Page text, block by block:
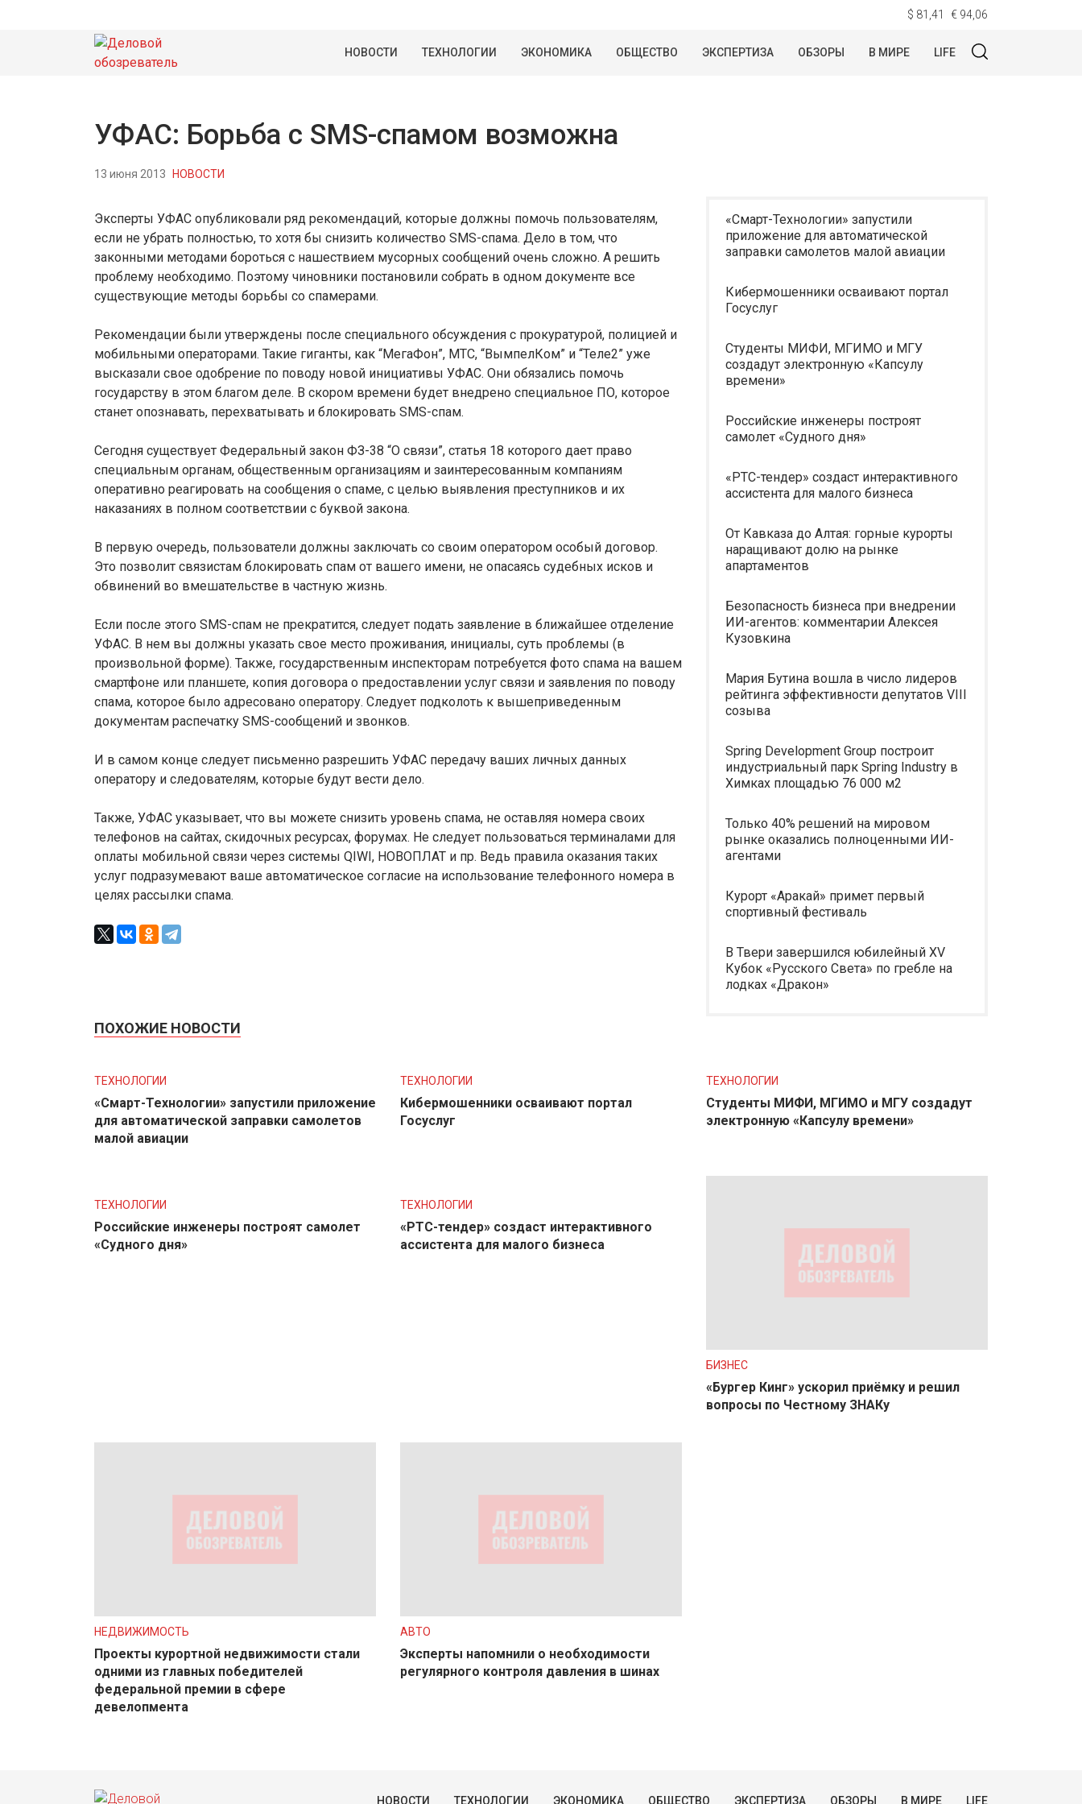
$ 81,41 € 94,06
НОВОСТИ ТЕХНОЛОГИИ ЭКОНОМИКА ОБЩЕСТВО ЭКСПЕРТИЗА ОБЗОРЫ В МИРЕ LIFE
УФАС: Борьба с SMS-спамом возможна
13 июня 2013 НОВОСТИ
Эксперты УФАС опубликовали ряд рекомендаций, которые должны помочь пользователям,
если не убрать полностью, то хотя бы снизить количество SMS-спама. Дело в том, что
законными методами бороться с нашествием мусорных сообщений очень сложно. А решить
проблему необходимо. Поэтому чиновники постановили собрать в одном документе все
существующие методы борьбы со спамерами.
Рекомендации были утверждены после специального обсуждения с прокуратурой, полицией и
мобильными операторами. Такие гиганты, как “МегаФон”, МТС, “ВымпелКом” и “Теле2” уже
высказали свое одобрение по поводу новой инициативы УФАС. Они обязались помочь
государству в этом благом деле. В скором времени будет внедрено специальное ПО, которое
станет опознавать, перехватывать и блокировать SMS-спам.
Сегодня существует Федеральный закон ФЗ-38 “О связи”, статья 18 которого дает право
специальным органам, общественным организациям и заинтересованным компаниям
оперативно реагировать на сообщения о спаме, с целью выявления преступников и их
наказаниях в полном соответствии с буквой закона.
В первую очередь, пользователи должны заключать со своим оператором особый договор.
Это позволит связистам блокировать спам от вашего имени, не опасаясь судебных исков и
обвинений во вмешательстве в частную жизнь.
Если после этого SMS-спам не прекратится, следует подать заявление в ближайшее отделение
УФАС. В нем вы должны указать свое место проживания, инициалы, суть проблемы (в
произвольной форме). Также, государственным инспекторам потребуется фото спама на вашем
смартфоне или планшете, копия договора о предоставлении услуг связи и заявления по поводу
спама, которое было адресовано оператору. Следует подколоть к вышеприведенным
документам распечатку SMS-сообщений и звонков.
И в самом конце следует письменно разрешить УФАС передачу ваших личных данных
оператору и следователям, которые будут вести дело.
Также, УФАС указывает, что вы можете снизить уровень спама, не оставляя номера своих
телефонов на сайтах, скидочных ресурсах, форумах. Не следует пользоваться терминалами для
оплаты мобильной связи через системы QIWI, НОВОПЛАТ и пр. Ведь правила оказания таких
услуг подразумевают ваше автоматическое согласие на использование телефонного номера в
целях рассылки спама.
«Смарт-Технологии» запустили
приложение для автоматической
заправки самолетов малой авиации
Кибермошенники осваивают портал
Госуслуг
Студенты МИФИ, МГИМО и МГУ
создадут электронную «Капсулу
времени»
Российские инженеры построят
самолет «Судного дня»
«РТС-тендер» создаст интерактивного
ассистента для малого бизнеса
От Кавказа до Алтая: горные курорты
наращивают долю на рынке
апартаментов
Безопасность бизнеса при внедрении
ИИ-агентов: комментарии Алексея
Кузовкина
Мария Бутина вошла в число лидеров
рейтинга эффективности депутатов VIII
созыва
Spring Development Group построит
индустриальный парк Spring Industry в
Химках площадью 76 000 м2
Только 40% решений на мировом
рынке оказались полноценными ИИ-
агентами
Курорт «Аракай» примет первый
спортивный фестиваль
В Твери завершился юбилейный XV
Кубок «Русского Света» по гребле на
лодках «Дракон»
ПОХОЖИЕ НОВОСТИ
ТЕХНОЛОГИИ
«Смарт-Технологии» запустили приложение
для автоматической заправки самолетов
малой авиации
ТЕХНОЛОГИИ
Кибермошенники осваивают портал
Госуслуг
ТЕХНОЛОГИИ
Студенты МИФИ, МГИМО и МГУ создадут
электронную «Капсулу времени»
ТЕХНОЛОГИИ
Российские инженеры построят самолет
«Судного дня»
ТЕХНОЛОГИИ
«РТС-тендер» создаст интерактивного
ассистента для малого бизнеса
БИЗНЕС
«Бургер Кинг» ускорил приёмку и решил
вопросы по Честному ЗНАКу
НЕДВИЖИМОСТЬ
Проекты курортной недвижимости стали
одними из главных победителей
федеральной премии в сфере
девелопмента
АВТО
Эксперты напомнили о необходимости
регулярного контроля давления в шинах
НОВОСТИ ТЕХНОЛОГИИ ЭКОНОМИКА ОБЩЕСТВО ЭКСПЕРТИЗА ОБЗОРЫ В МИРЕ LIFE